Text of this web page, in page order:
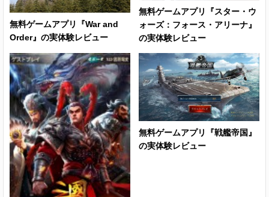
無料ゲームアプリ『War and
Order』の実体験レビュー
無料ゲームアプリ『スター・ウ
ォーズ：フォース・アリーナ』
の実体験レビュー
無料ゲームアプリ『戦艦帝国』
の実体験レビュー